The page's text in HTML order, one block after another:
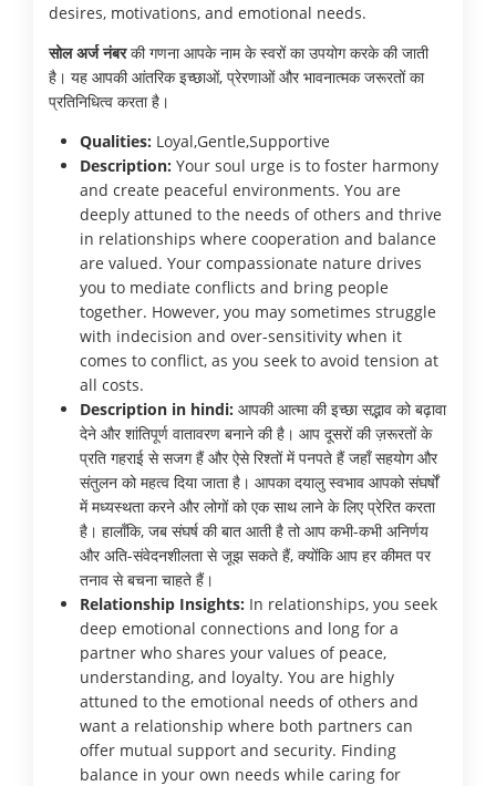
desires, motivations, and emotional needs.
सोल अर्ज नंबरकी गणना आपके नाम के स्वरों का उपयोग करके की जाती
है। यह आपकी आंतरिक इच्छाओं, प्रेरणाओं और भावनात्मक जरूरतों का
प्रतिनिधित्व करता है।
Qualities: Loyal,Gentle,Supportive
Description: Your soul urge is to foster harmony
and create peaceful environments. You are
deeply attuned to the needs of others and thrive
in relationships where cooperation and balance
are valued. Your compassionate nature drives
you to mediate conflicts and bring people
together. However, you may sometimes struggle
with indecision and over-sensitivity when it
comes to conflict, as you seek to avoid tension at
all costs.
Description in hindi: आपकी आत्मा की इच्छा सद्भाव को बढ़ावा
देने और शांतिपूर्ण वातावरण बनाने की है। आप दूसरों की ज़रूरतों के
प्रति गहराई से सजग हैं और ऐसे रिश्तों में पनपते हैं जहाँ सहयोग और
संतुलन को महत्व दिया जाता है। आपका दयालु स्वभाव आपको संघर्षों
में मध्यस्थता करने और लोगों को एक साथ लाने के लिए प्रेरित करता
है। हालाँकि, जब संघर्ष की बात आती है तो आप कभी-कभी अनिर्णय
और अति-संवेदनशीलता से जूझ सकते हैं, क्योंकि आप हर कीमत पर
तनाव से बचना चाहते हैं।
Relationship Insights: In relationships, you seek
deep emotional connections and long for a
partner who shares your values of peace,
understanding, and loyalty. You are highly
attuned to the emotional needs of others and
want a relationship where both partners can
offer mutual support and security. Finding
balance in your own needs while caring for